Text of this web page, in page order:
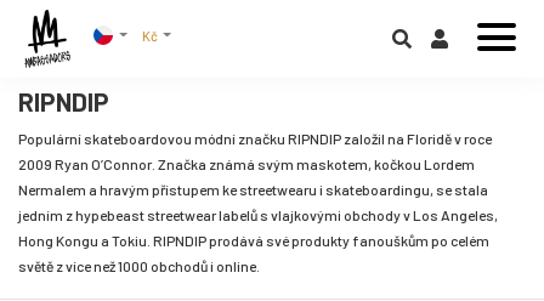
Kč
RIPNDIP
Populární skateboardovou módní značku RIPNDIP založil na Floridě v roce
2009 Ryan O’Connor. Značka známá svým maskotem, kočkou Lordem
Nermalem a hravým přístupem ke streetwearu i skateboardingu, se stala
jedním z hypebeast streetwear labelů s vlajkovými obchody v Los Angeles,
Hong Kongu a Tokiu. RIPNDIP prodává své produkty fanouškům po celém
světě z více než 1000 obchodů i online.